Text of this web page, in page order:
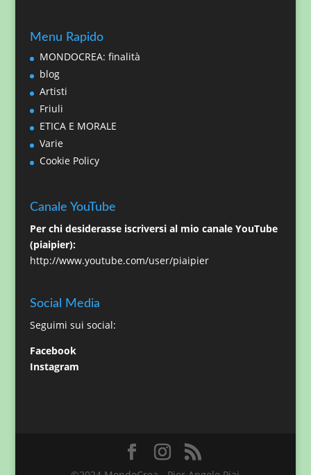
Menu Rapido
MONDOCREA: finalità
blog
Artisti
Friuli
ETICA E MORALE
Varie
Cookie Policy
Canale YouTube
Per chi desiderasse iscriversi al mio canale YouTube
(piaipier):
http://www.youtube.com/user/piaipier
Social Media
Seguimi sui social:
Facebook
Instagram